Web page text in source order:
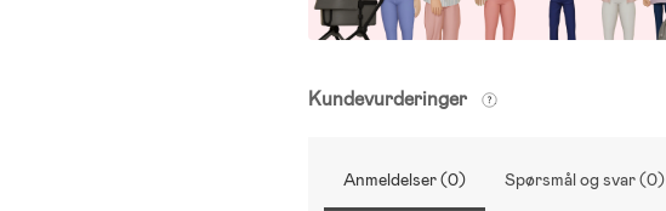
Kundevurderinger
Anmeldelser (0) Spørsmål og svar (0)